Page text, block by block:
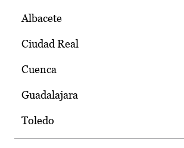
Albacete
Ciudad Real
Cuenca
Guadalajara
Toledo